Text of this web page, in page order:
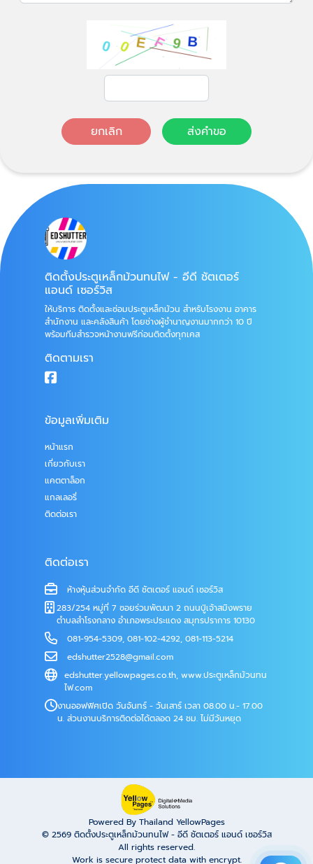
ยกเลิก ส่งคำขอ
ติดตั้งประตูเหล็กม้วนทนไฟ - อีดี ชัตเตอร์
แอนด์ เซอร์วิส
ให้บริการ ติดตั้งและซ่อมประตูเหล็กม้วน สำหรับโรงงาน อาคาร
สำนักงาน และคลังสินค้า โดยช่างผู้ชำนาญงานมากกว่า 10 ปี
พร้อมทีมสำรวจหน้างานฟรีก่อนติดตั้งทุกเคส
ติดตามเรา
ข้อมูลเพิ่มเติม
หน้าแรก
เกี่ยวกับเรา
แคตตาล็อก
แกลเลอรี่
ติดต่อเรา
ติดต่อเรา
ห้างหุ้นส่วนจำกัด อีดี ชัตเตอร์ แอนด์ เซอร์วิส
283/254 หมู่ที่ 7 ซอยร่วมพัฒนา 2 ถนนปู่เจ้าสมิงพราย
ตำบลสำโรงกลาง อำเภอพระประแดง สมุทรปราการ 10130
081-954-5309, 081-102-4292, 081-113-5214
edshutter2528@gmail.com
edshutter.yellowpages.co.th,www.ประตูเหล็กม้วนทน
ไฟ.com
งานออฟฟิศเปิด วันจันทร์ - วันเสาร์ เวลา 08.00 น.- 17.00
น. ส่วนงานบริการติดต่อได้ตลอด 24 ชม. ไม่มีวันหยุด
Powered By Thailand YellowPages
© 2569 ติดตั้งประตูเหล็กม้วนทนไฟ - อีดี ชัตเตอร์ แอนด์ เซอร์วิส
All rights reserved.
Work is secure protect data with encrypt.